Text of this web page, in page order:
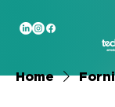
Home Forni